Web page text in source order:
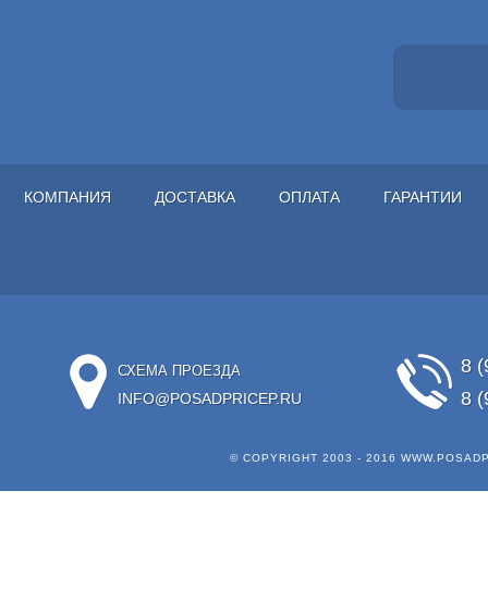
КОМПАНИЯ ДОСТАВКА ОПЛАТА ГАРАНТИИ
СХЕМА ПРОЕЗДА
INFO@POSADPRICEP.RU
8
8
© COPYRIGHT 2003 - 2016